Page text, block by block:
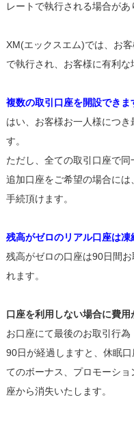
レートで執行される場合があ
XM(エックスエム)では、お
で執行され、お客様に有利な
複数の取引口座を開設できま
はい、お客様お一人様につ
す。
ただし、全ての取引口座で同
追加口座をご希望の場合に
手続頂けます。
残高がゼロのリアル口座は凍
残高がゼロの口座は90日間
れます。
口座を利用しない場合に費用
お口座にて最後のお取引行
90日が経過しますと、休眠
てのボーナス、プロモーシ
座から消失いたします。